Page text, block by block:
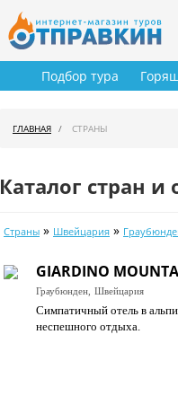
Подбор тура
ГЛАВНАЯ СТРАНЫ
Каталог стран и
Страны » Швейцария »
GIARDINO
Граубюнден, Швейцария
Симпатичный отель в
неспешного отдыха.